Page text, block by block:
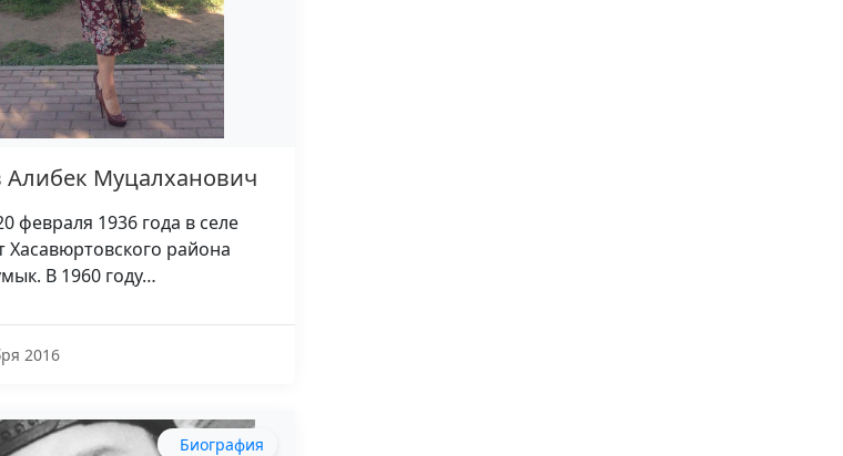
Муцалханович
февраля 1936 года в селе
Хасавюртовского района
В 1960 году…
2016
Биография